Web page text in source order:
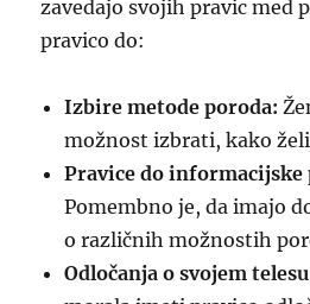
zavedajo svojih pravic med
pravico do:
Izbire metode poroda:
možnost izbrati, kako
Pravice do informacijske
Pomembno je, da imajo
o različnih možnostih
Odločanja o svojem